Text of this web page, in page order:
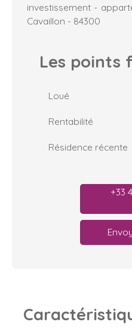
investissement -
Cavaillon - 84300
Les points
Loué
Rentabilité
Résidence récente
+33